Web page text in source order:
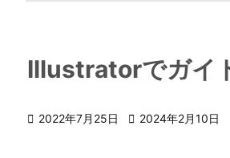
Illustratorでガイ
 2022年7月25日  2024年2月10日